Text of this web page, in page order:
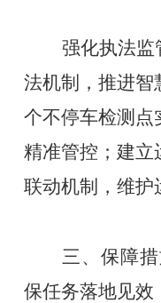
强化执法监
法机制，推进智
个不停车检测点
精准管控；建立
联动机制，维护
三、保障
保任务落地见效